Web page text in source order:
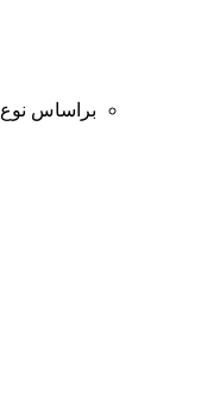
براساس نوع